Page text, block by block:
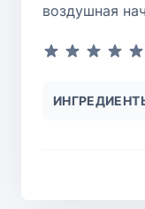
воздушная